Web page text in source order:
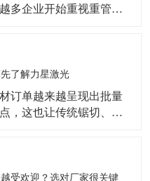
多企业开始重视重管加
属管材激光切割机逐渐
艺的重要选择。公开行
了解力星激光
订单越来越呈现出批量
，这也让传统锯切、冲
来越受到五金制品、家
行业客户的关注。公开
受欢迎？选对厂家很关键